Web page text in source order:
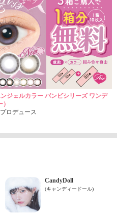
ェルカラー バンビシリーズ ワンデ
）
ロデュース